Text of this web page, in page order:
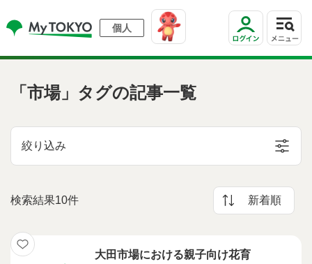
個人
「市場」タグの記事一覧
絞り込み
検索結果10件 新着順
大田市場における親子向け花育